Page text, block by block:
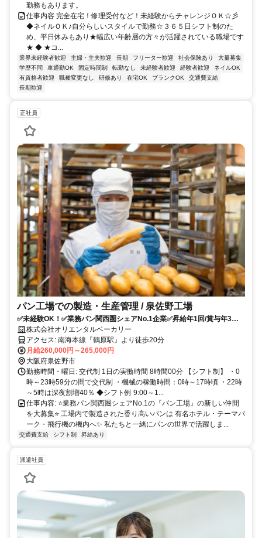
勤務もあります。
仕事内容 完全在宅！修理受付など！未経験からチャレンジＯＫ☆彡
◆ネイルＯＫ♪自分らしいスタイルで勤務☆３６５日シフト制のた
め、平日休みもあり★幅広い年齢層の方々が活躍されている職場です
★ ◆ ★コ...
業界未経験者歓迎 主婦・主夫歓迎 長期 フリーター歓迎 社会保険あり
大量募集
学歴不問
車通勤OK 固定時間制 転勤なし 未経験者歓迎 経験者歓迎
ネイルOK
有資格者歓迎
職種変更なし 研修あり 在宅OK ブランクOK
交通費支給
長期歓迎
正社員
パン工場での製造・生産管理 / 泉佐野工場
✅未経験OK！✅業務パン関西圏シェアNo.1企業✅昇給年1回/賞与年3回✅
年間休日120日
株式会社オリエンタルベーカリー
アクセス: 南海本線『鶴原駅』より徒歩20分
月給260,000円～265,000円
大阪府泉佐野市
勤務時間・曜日: 交代制 1日の実働時間 8時間00分 【シフト制】 ・0
時～23時59分の間で交代制 ・機械の稼働時間：0時～17時頃 ・22時
～5時は深夜割増40％ ◆シフト例 9:00～1...
仕事内容: ⭐️業務パン関西圏シェアNo.1の『パン工場』の新しい仲間
を大募集⭐️ 工場内で製造された香り高いパンは 有名ホテル・テーマパ
ーク・飛行機の機内へ✨ 私たちと一緒にパンの世界で活躍しま...
交通費支給 シフト制 昇給あり
派遣社員